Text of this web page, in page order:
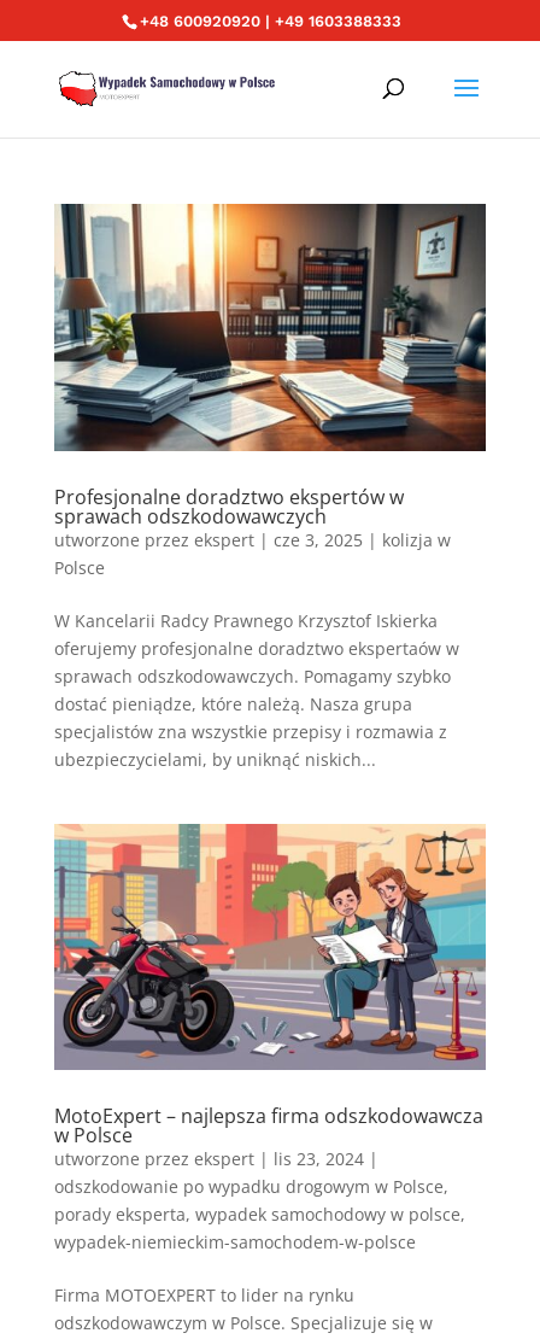
+48 600920920 | +49 1603388333
Profesjonalne doradztwo ekspertów w
sprawach odszkodowawczych
utworzone przez ekspert| cze 3, 2025| kolizja w
Polsce
W Kancelarii Radcy Prawnego Krzysztof Iskierka
oferujemy profesjonalne doradztwo ekspertaów w
sprawach odszkodowawczych. Pomagamy szybko
dostać pieniądze, które należą. Nasza grupa
specjalistów zna wszystkie przepisy i rozmawia z
ubezpieczycielami, by uniknąć niskich...
MotoExpert – najlepsza firma odszkodowawcza
w Polsce
utworzone przez ekspert| lis 23, 2024|
odszkodowanie po wypadku drogowym w Polsce,
porady eksperta, wypadek samochodowy w polsce,
wypadek-niemieckim-samochodem-w-polsce
Firma MOTOEXPERT to lider na rynku
odszkodowawczym w Polsce. Specjalizuje się w